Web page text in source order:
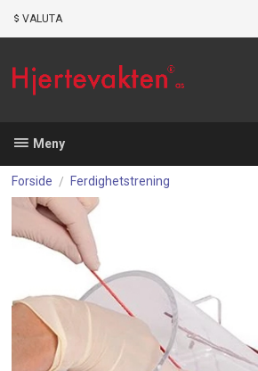
VALUTA
Meny
Forside Ferdighetstrening